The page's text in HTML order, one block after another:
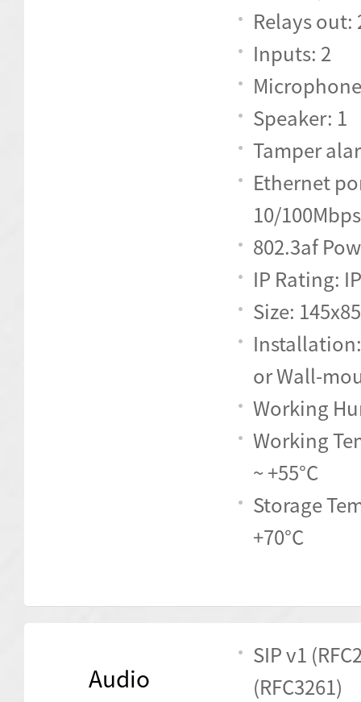
Relays out:
Inputs: 2
Speaker: 1
Tamper
Ethernet
10/
802.3af
IP Rating:
Size:
or Wall-
Working
Working
~ +55°C
Storage
+70°C
Audio
SIP v1
(RFC3261)